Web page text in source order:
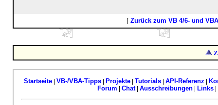
[ Zurück zum VB 4/6- und
Startseite VB-/VBA-Tipps Projekte Tutorials API-Referenz
Forum
Chat| Ausschreibungen| Links|